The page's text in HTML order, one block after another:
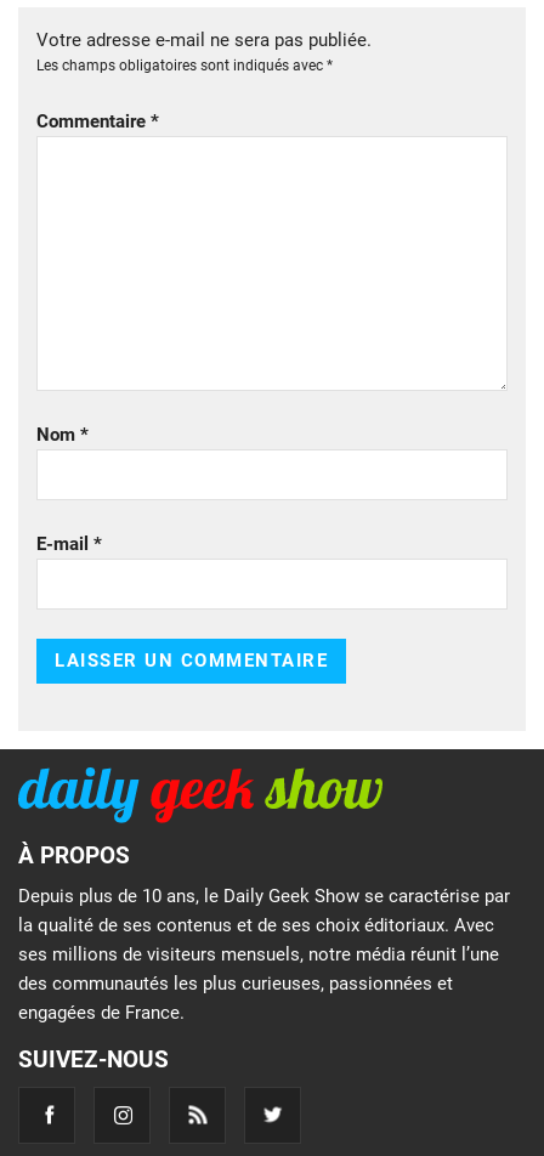
Votre adresse e-mail ne sera pas publiée.
Les champs obligatoires sont indiqués avec *
Commentaire *
Nom *
E-mail *
À PROPOS
Depuis plus de 10 ans, le Daily Geek Show se caractérise par
la qualité de ses contenus et de ses choix éditoriaux. Avec
ses millions de visiteurs mensuels, notre média réunit l’une
des communautés les plus curieuses, passionnées et
engagées de France.
SUIVEZ-NOUS